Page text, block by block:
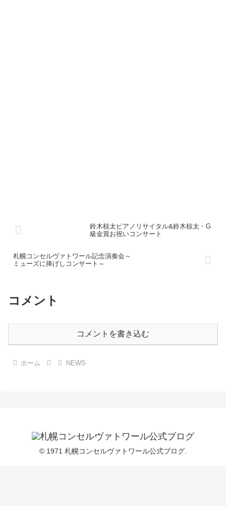
鈴木椋太ピアノリサイタル&鈴木椋太・G
級金賞お祝いコンサート
札幌コンセルヴァトワール記念演奏会～
ミューズに捧げしコンサート～
コメント
コメントを書き込む
ホーム NEWS
© 1971 札幌コンセルヴァトワール公式ブログ.